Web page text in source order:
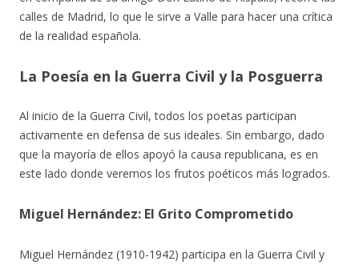
calles de Madrid, lo que le sirve a Valle para hacer una crítica
de la realidad española.
La Poesía en la Guerra Civil y la Posguerra
Al inicio de la Guerra Civil, todos los poetas participan
activamente en defensa de sus ideales. Sin embargo, dado
que la mayoría de ellos apoyó la causa republicana, es en
este lado donde veremos los frutos poéticos más logrados.
Miguel Hernández: El Grito Comprometido
Miguel Hernández (1910-1942) participa en la Guerra Civil y